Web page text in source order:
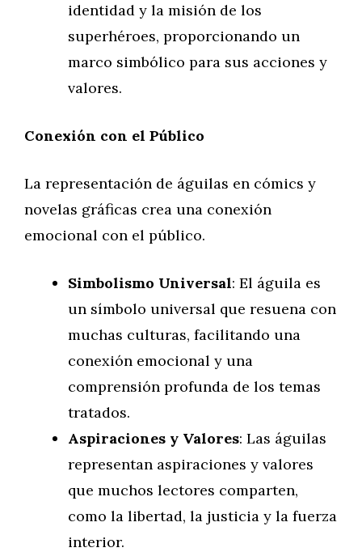
identidad y la misión de los
superhéroes, proporcionando un
marco simbólico para sus acciones y
valores.
Conexión con el Público
La representación de águilas en cómics y
novelas gráficas crea una conexión
emocional con el público.
Simbolismo Universal: El águila es
un símbolo universal que resuena con
muchas culturas, facilitando una
conexión emocional y una
comprensión profunda de los temas
tratados.
Aspiraciones y Valores: Las águilas
representan aspiraciones y valores
que muchos lectores comparten,
como la libertad, la justicia y la fuerza
interior.